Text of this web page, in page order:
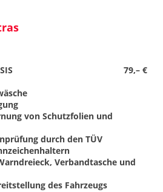
79,– €
von Schutzfolien und
durch den TÜV
Verbandtasche und
des Fahrzeugs